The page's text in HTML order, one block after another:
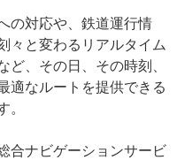
の対応や、鉄道運行情
々と変わるリアルタイム
、その日、その時刻、
適なルートを提供できる
合ナビゲーションサービ